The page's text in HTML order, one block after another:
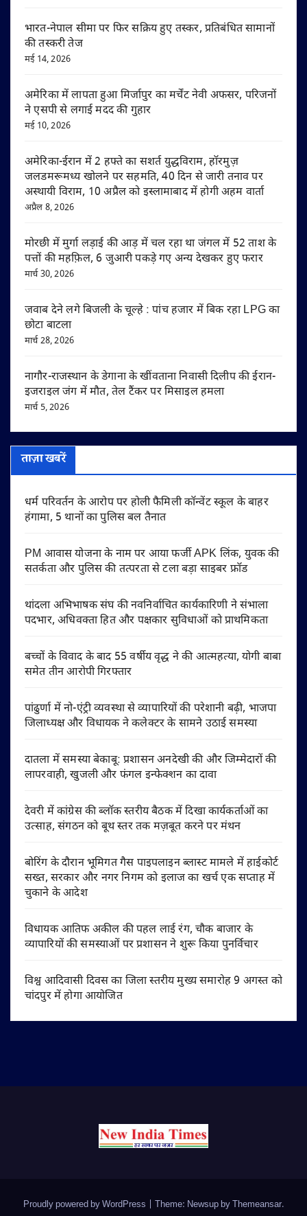
भारत-नेपाल सीमा पर फिर सक्रिय हुए तस्कर, प्रतिबंधित सामानों
की तस्करी तेज
मई 14, 2026
अमेरिका में लापता हुआ मिर्जापुर का मर्चेंट नेवी अफसर, परिजनों
ने एसपी से लगाई मदद की गुहार
मई 10, 2026
अमेरिका-ईरान में 2 हफ्ते का सशर्त युद्धविराम, हॉरमुज़
जलडमरूमध्य खोलने पर सहमति, 40 दिन से जारी तनाव पर
अस्थायी विराम, 10 अप्रैल को इस्लामाबाद में होगी अहम वार्ता
अप्रैल 8, 2026
मोरछी में मुर्गा लड़ाई की आड़ में चल रहा था जंगल में 52 ताश के
पत्तों की महफ़िल, 6 जुआरी पकड़े गए अन्य देखकर हुए फरार
मार्च 30, 2026
जवाब देने लगे बिजली के चूल्हे : पांच हजार में बिक रहा LPG का
छोटा बाटला
मार्च 28, 2026
नागौर-राजस्थान के डेगाना के खींवताना निवासी दिलीप की ईरान-
इजराइल जंग में मौत, तेल टैंकर पर मिसाइल हमला
मार्च 5, 2026
ताज़ा खबरें
धर्म परिवर्तन के आरोप पर होली फैमिली कॉन्वेंट स्कूल के बाहर
हंगामा, 5 थानों का पुलिस बल तैनात
PM आवास योजना के नाम पर आया फर्जी APK लिंक, युवक की
सतर्कता और पुलिस की तत्परता से टला बड़ा साइबर फ्रॉड
थांदला अभिभाषक संघ की नवनिर्वाचित कार्यकारिणी ने संभाला
पदभार, अधिवक्ता हित और पक्षकार सुविधाओं को प्राथमिकता
बच्चों के विवाद के बाद 55 वर्षीय वृद्ध ने की आत्महत्या, योगी बाबा
समेत तीन आरोपी गिरफ्तार
पांढुर्णा में नो-एंट्री व्यवस्था से व्यापारियों की परेशानी बढ़ी, भाजपा
जिलाध्यक्ष और विधायक ने कलेक्टर के सामने उठाई समस्या
दातला में समस्या बेकाबू: प्रशासन अनदेखी की और जिम्मेदारों की
लापरवाही, खुजली और फंगल इन्फेक्शन का दावा
देवरी में कांग्रेस की ब्लॉक स्तरीय बैठक में दिखा कार्यकर्ताओं का
उत्साह, संगठन को बूथ स्तर तक मज़बूत करने पर मंथन
बोरिंग के दौरान भूमिगत गैस पाइपलाइन ब्लास्ट मामले में हाईकोर्ट
सख्त, सरकार और नगर निगम को इलाज का खर्च एक सप्ताह में
चुकाने के आदेश
विधायक आतिफ अकील की पहल लाई रंग, चौक बाजार के
व्यापारियों की समस्याओं पर प्रशासन ने शुरू किया पुनर्विचार
विश्व आदिवासी दिवस का जिला स्तरीय मुख्य समारोह 9 अगस्त को
चांदपुर में होगा आयोजित
Proudly powered by WordPress Theme: Newsup byThemeansar.